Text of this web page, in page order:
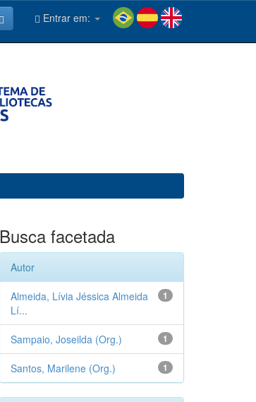
Entrar em:
Busca facetada
Autor
1
Almeida, Lívia Jéssica Almeida
Lí...
1
Sampaio, Joseilda (Org.)
1
Santos, Marilene (Org.)